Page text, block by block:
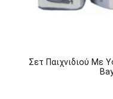
Σετ Παιχνιδιού Mε